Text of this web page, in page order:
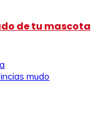
de tu mascota
mudo